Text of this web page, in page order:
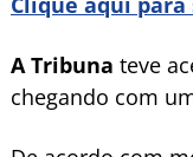
A Tribuna teve
chegando com